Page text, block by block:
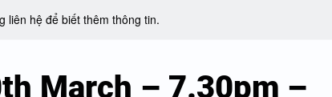
liên hệ để biết thêm thông tin.
March – 7.30pm –